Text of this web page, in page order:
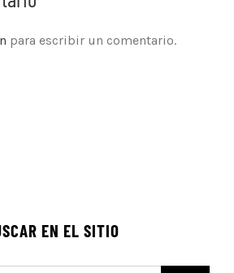
para escribir un comentario.
EN EL SITIO